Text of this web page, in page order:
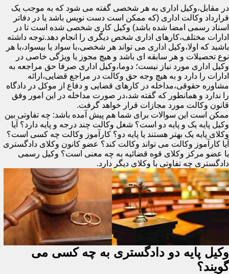
در مقابل،وکیل اداری به هر شخصی گفته می شود که به موجب یک
قرارداد وکالت اداری (که ممکن است دست نویس باشد یا در دفاتر
اسناد رسمی امضا شده باشد) وکیل کاری شخصی شده است تا در
ادارات مختلف،کارهای اداری شخص دیگری را انجام دهد.توجه داشته
باشید که اولا،وکیل اداری می تواند هر شخصی،با سواد یا بیسواد،با هر
نوع تحصیلات و هر سابقه ای باشد و هیچ مجوز یا ویژگی خاصی در
وکیل اداری مورد نیاز نیست؛ دوما،وکیل اداری صرفا حق مراجعه به
ادارات را دارد و به هیچ وجه حق وکالت در مراجع قضایی،ارائه
مشاوره حقوقی،مداخله در کارهای قضایی و دفاع از موکل در دادگاه
را ندارد و همانطور که گفته شد،در صورت مداخله در این امور وفق
قانون وکالت مورد مجازات قرار خواهد گرفت.
ممکن است این سوالات برای شما هم پیش آمده باشد: چه تفاوتی بین
وکیل پایه یک و پایه دو است؟ شغل وکالت چند درجه و پایه دارد؟ آیا
وکلای پایه یک بهتر هستند یا پایه دو؟ کارآموز وکالت چه کسی است؟
آیا کارآموز وکالت می تواند وکالت کند؟ عضو کانون وکلای دادگستری
یا عضو مرکز وکلای قوه قضائیه به چه معنی است؟ وکیل رسمی
دادگستری چه تفاوتی با وکلای دیگر دارد.
وکیل پایه دو دادگستری به چه کسی می
گویند؟